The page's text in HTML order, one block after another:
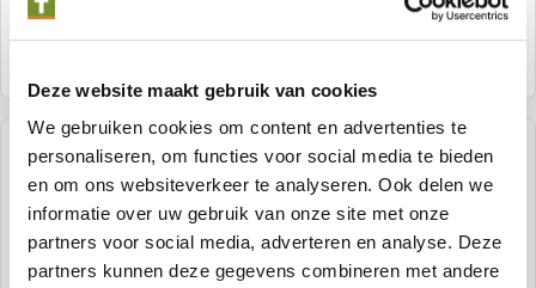
Deze website maakt gebruik van cookies
We gebruiken cookies om content en advertenties te
personaliseren, om functies voor social media te bieden
en om ons websiteverkeer te analyseren. Ook delen we
informatie over uw gebruik van onze site met onze
partners voor social media, adverteren en analyse. Deze
partners kunnen deze gegevens combineren met andere